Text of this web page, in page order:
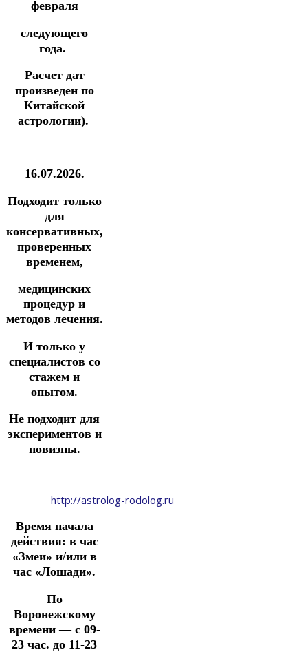
февраля
следующего
года.
Расчет дат
произведен по
Китайской
астрологии).
16.07.2026.
Подходит только
для
консервативных,
проверенных
временем,
медицинских
процедур и
методов лечения.
И только у
специалистов со
стажем и
опытом.
Не подходит для
экспериментов и
новизны.
http://astrolog-rodolog.ru
Время начала
действия: в час
«Змеи» и/или в
час «Лошади».
По
Воронежскому
времени — с 09-
23 час. до 11-23